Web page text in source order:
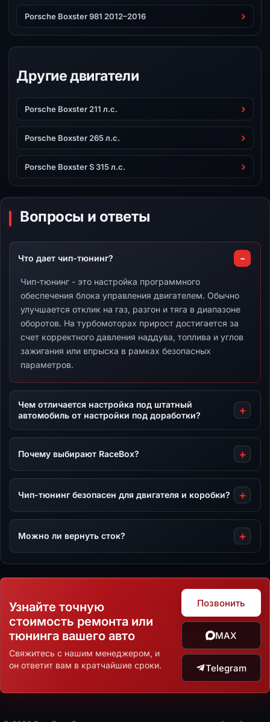
Porsche Boxster 981 2012–2016
Другие двигатели
Porsche Boxster 211 л.с.
Porsche Boxster 265 л.с.
Porsche Boxster S 315 л.с.
Вопросы и ответы
Что дает чип-тюнинг?
Чип-тюнинг - это настройка программного
обеспечения блока управления двигателем. Обычно
улучшается отклик на газ, разгон и тяга в диапазоне
оборотов. На турбомоторах прирост достигается за
счет корректного давления наддува, топлива и углов
зажигания или впрыска в рамках безопасных
параметров.
Чем отличается настройка под штатный
автомобиль от настройки под доработки?
Почему выбирают RaceBox?
Чип-тюнинг безопасен для двигателя и коробки?
Можно ли вернуть сток?
Узнайте точную
стоимость ремонта или
тюнинга вашего авто
Свяжитесь с нашим менеджером, и
он ответит вам в кратчайшие сроки.
Позвонить
MAX
Telegram